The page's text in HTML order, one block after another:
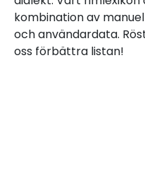
kombination av
och användardata.
oss förbättra listan!